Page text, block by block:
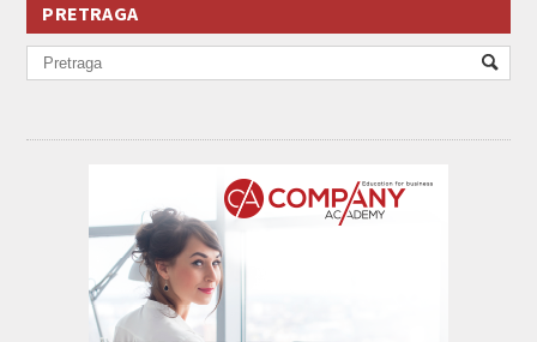
PRETRAGA